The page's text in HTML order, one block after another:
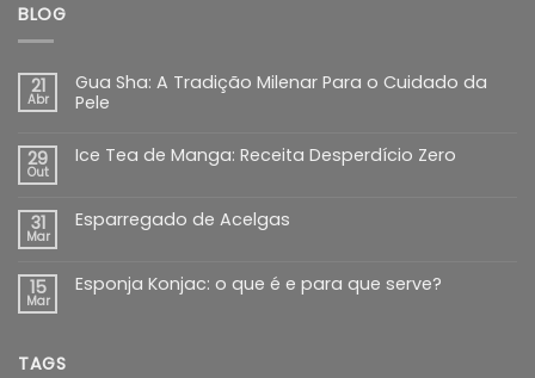
BLOG
21
Abr
Gua Sha: A Tradição Milenar Para o Cuidado da
Pele
29
Out
Ice Tea de Manga: Receita Desperdício Zero
31
Mar
Esparregado de Acelgas
15
Mar
Esponja Konjac: o que é e para que serve?
TAGS